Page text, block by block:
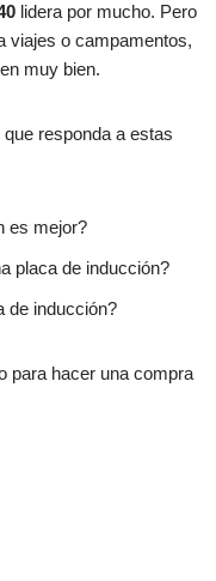
lidera por mucho. Pero
viajes o campamentos,
muy bien.
responda a estas
es mejor?
placa de inducción?
de inducción?
para hacer una compra